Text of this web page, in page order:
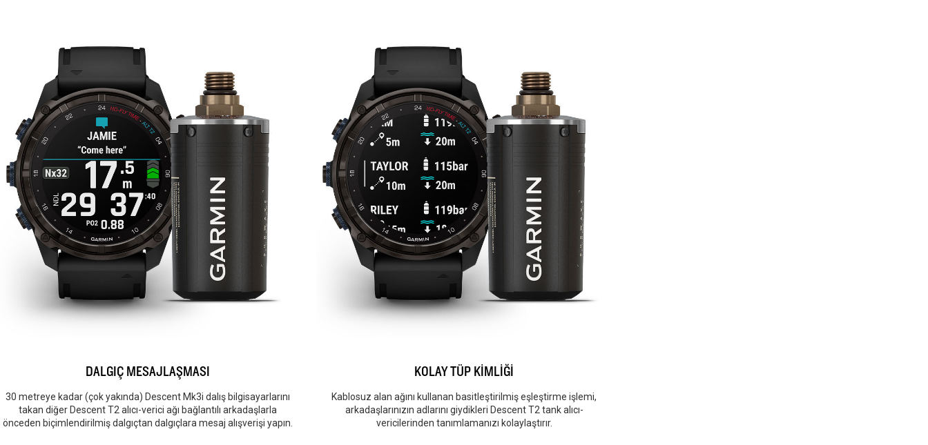
DALGIÇ MESAJLAŞMASI
30 metreye kadar (çok yakında) Descent Mk3i dalış bilgisayarlarını
takan diğer Descent T2 alıcı-verici ağı bağlantılı arkadaşlarla
önceden biçimlendirilmiş dalgıçtan dalgıçlara mesaj alışverişi yapın.
KOLAY TÜP KİMLİĞİ
Kablosuz alan ağını kullanan basitleştirilmiş eşleştirme işlemi,
arkadaşlarınızın adlarını giydikleri Descent T2 tank alıcı-
vericilerinden tanımlamanızı kolaylaştırır.